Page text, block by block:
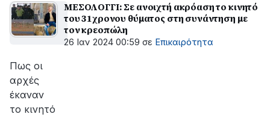
ΜΕΣΟΛΟΓΓΙ: Σε ανοιχτή ακρόαση το κινητό
του 31χρονου θύματος στη συνάντηση με
τον κρεοπώλη
26 Ιαν 2024 00:59 σε Επικαιρότητα
Πως οι
αρχές
έκαναν
το κινητό